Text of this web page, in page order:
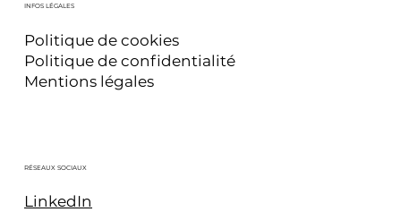
INFOS LÉGALES
Politique de confidentialité
Politique de cookies
Mentions légales
RÉSEAUX SOCIAUX
LinkedIn